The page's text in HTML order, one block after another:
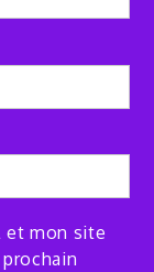
et mon site